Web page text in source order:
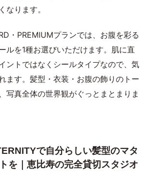
なります。
・PREMIUMプランでは、お腹を彩る
ルを1種お選びいただけます。肌に直
ントではなくシールタイプなので、気
ます。髪型・衣装・お腹の飾りのトー
写真全体の世界観がぐっとまとまりま
で自分らしい髪型のマタ
を｜恵比寿の完全貸切スタジオ